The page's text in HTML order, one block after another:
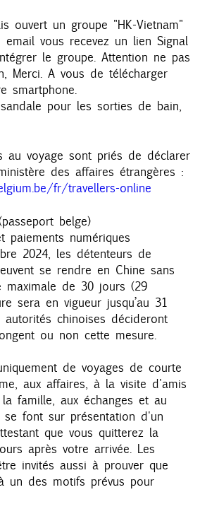
ouvert un groupe "HK-Vietnam"
email vous recevez un lien Signal
le groupe. Attention ne pas
Merci. A vous de télécharger
smartphone.
pour les sorties de bain,
au voyage sont priés de déclarer
des affaires étrangères :
fr/travellers-online
belge)
paiements numériques
2024, les détenteurs de
se rendre en Chine sans
maximale de 30 jours (29
sera en vigueur jusqu’au 31
autorités chinoises décideront
ou non cette mesure.
de voyages de courte
aux affaires, à la visite d'amis
famille, aux échanges et au
se font sur présentation d'un
que vous quitterez la
après votre arrivée. Les
invités aussi à prouver que
un des motifs prévus pour